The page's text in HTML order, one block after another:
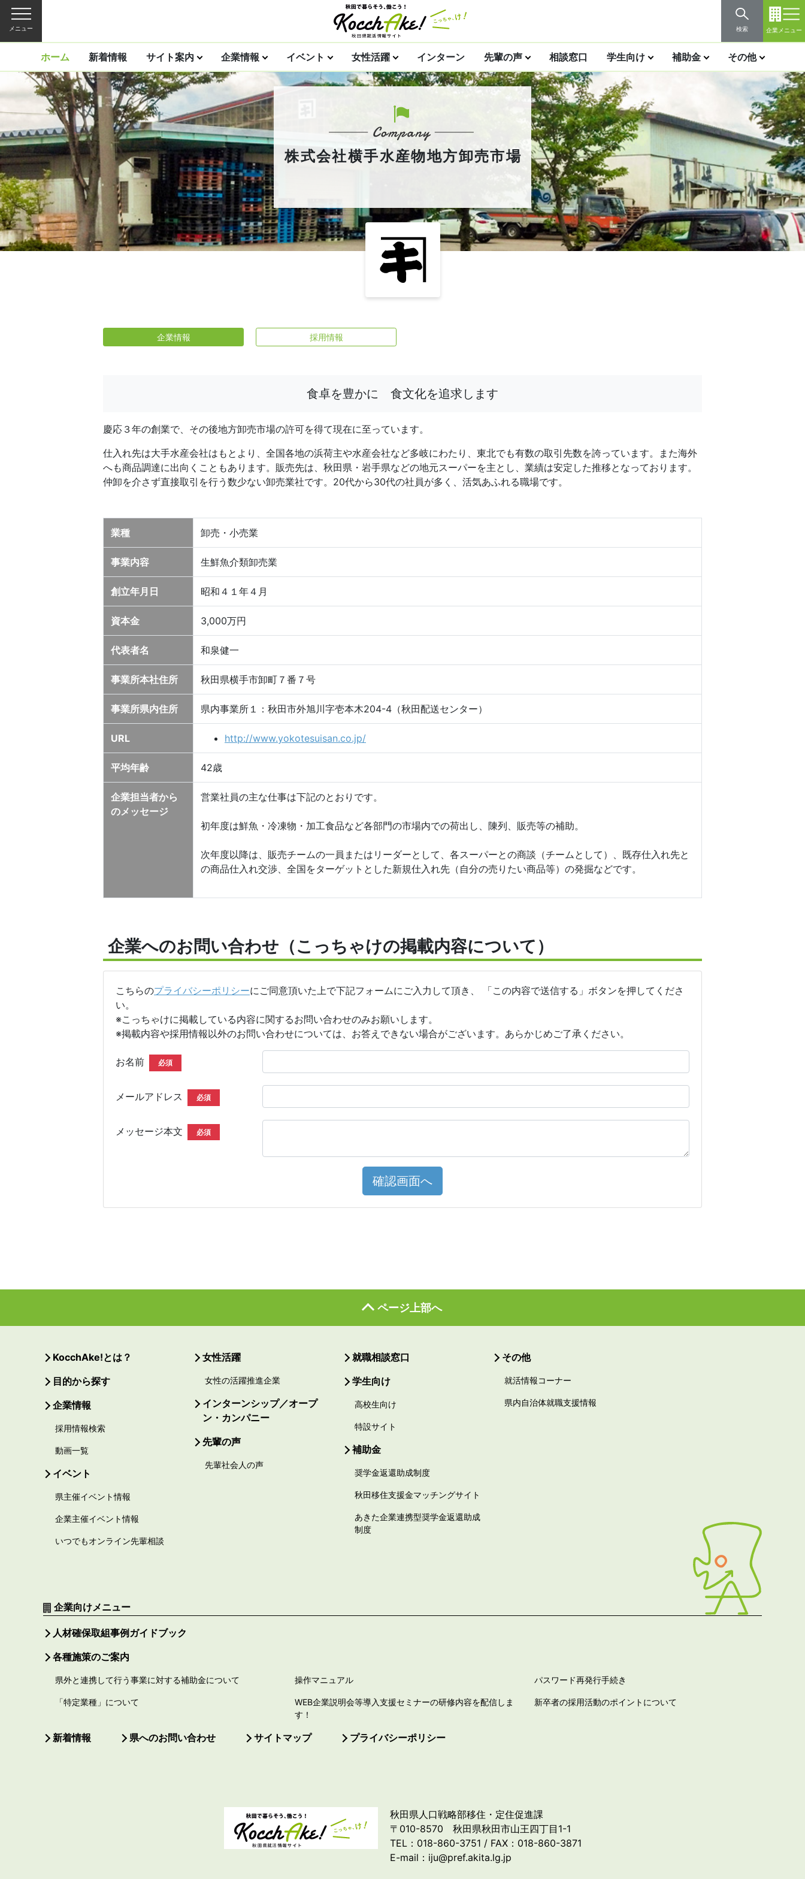
メニュー 検索 企業メニュー
ホーム 新着情報 サイト案内 企業情報 イベント 女性活躍 インターン 先輩の声 相談窓口 学生向け 補助金 その他
株式会社横手水産物地方卸売市場
企業情報 採用情報
食卓を豊かに 食文化を追求します
慶応３年の創業で、その後地方卸売市場の許可を得て現在に至っています。
仕入れ先は大手水産会社はもとより、全国各地の浜荷主や水産会社など多岐にわたり、東北でも有数の取引先数を誇っています。また海外
へも商品調達に出向くこともあります。販売先は、秋田県・岩手県などの地元スーパーを主とし、業績は安定した推移となっております。
仲卸を介さず直接取引を行う数少ない卸売業社です。20代から30代の社員が多く、活気あふれる職場です。
業種 卸売・小売業
事業内容 生鮮魚介類卸売業
創立年月日 昭和４１年４月
資本金 3,000万円
代表者名 和泉健一
事業所本社住所 秋田県横手市卸町７番７号
事業所県内住所 県内事業所１：秋田市外旭川字壱本木204-4（秋田配送センター）
URL http://www.yokotesuisan.co.jp/
平均年齢 42歳
企業担当者から
のメッセージ
営業社員の主な仕事は下記のとおりです。
初年度は鮮魚・冷凍物・加工食品など各部門の市場内での荷出し、陳列、販売等の補助。
次年度以降は、販売チームの一員またはリーダーとして、各スーパーとの商談（チームとして）、既存仕入れ先と
の商品仕入れ交渉、全国をターゲットとした新規仕入れ先（自分の売りたい商品等）の発掘などです。
企業へのお問い合わせ（こっちゃけの掲載内容について）
こちらのプライバシーポリシーにご同意頂いた上で下記フォームにご入力して頂き、 「この内容で送信する」ボタンを押してくださ
い。
※こっちゃけに掲載している内容に関するお問い合わせのみお願いします。
※掲載内容や採用情報以外のお問い合わせについては、お答えできない場合がございます。あらかじめご了承ください。
お名前 必須
メールアドレス 必須
メッセージ本文 必須
確認画面へ
ページ上部へ
KocchAke!とは？
目的から探す
企業情報
採用情報検索
動画一覧
イベント
県主催イベント情報
企業主催イベント情報
いつでもオンライン先輩相談
女性活躍
女性の活躍推進企業
インターンシップ／オープ
ン・カンパニー
先輩の声
先輩社会人の声
就職相談窓口
学生向け
高校生向け
特設サイト
補助金
奨学金返還助成制度
秋田移住支援金マッチングサイト
あきた企業連携型奨学金返還助成
制度
その他
就活情報コーナー
県内自治体就職支援情報
企業向けメニュー
人材確保取組事例ガイドブック
各種施策のご案内
県外と連携して行う事業に対する補助金について 操作マニュアル パスワード再発行手続き
「特定業種」について
WEB企業説明会等導入支援セミナーの研修内容を配信しま
す！
新卒者の採用活動のポイントについて
新着情報 県へのお問い合わせ サイトマップ プライバシーポリシー
秋田県人口戦略部移住・定住促進課
〒010-8570 秋田県秋田市山王四丁目1-1
TEL：018-860-3751 / FAX：018-860-3871
E-mail：iju@pref.akita.lg.jp